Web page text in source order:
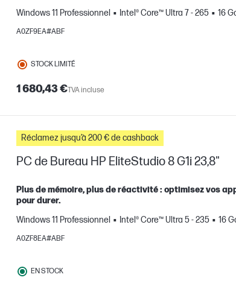
Windows 11 Professionnel
Intel® Core™ Ultra 7 - 265 16
A0ZF9EA#ABF
STOCK LIMITÉ
1 680,43 €TVA incluse
Réclamez jusqu’à 200 € de cashback
PC de Bureau HP EliteStudio 8 G1i 23,8"
Plus de mémoire, plus de réactivité : optimisez vos
pour durer.
Windows 11 Professionnel
Intel® Core™ Ultra 5 - 235 16
A0ZF8EA#ABF
EN STOCK